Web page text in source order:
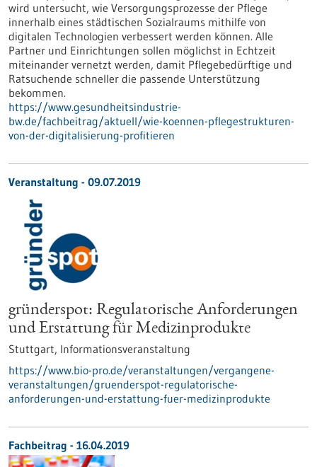
wird untersucht, wie Versorgungsprozesse der Pflege
innerhalb eines städtischen Sozialraums mithilfe von
digitalen Technologien verbessert werden können. Alle
Partner und Einrichtungen sollen möglichst in Echtzeit
miteinander vernetzt werden, damit Pflegebedürftige und
Ratsuchende schneller die passende Unterstützung
bekommen.
https://www.gesundheitsindustrie-
bw.de/fachbeitrag/aktuell/wie-koennen-pflegestrukturen-
von-der-digitalisierung-profitieren
Veranstaltung - 09.07.2019
gründerspot: Regulatorische Anforderungen
und Erstattung für Medizinprodukte
Stuttgart, Informationsveranstaltung
https://www.bio-pro.de/veranstaltungen/vergangene-
veranstaltungen/gruenderspot-regulatorische-
anforderungen-und-erstattung-fuer-medizinprodukte
Fachbeitrag - 16.04.2019